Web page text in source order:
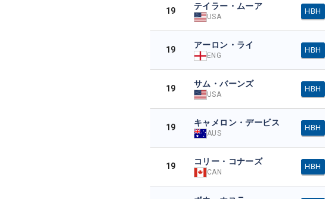
19 テイラー・ムーア
USA
HBH
19 アーロン・ライ
ENG
HBH
19 サム・バーンズ
USA
HBH
19 キャメロン・デービス
AUS
HBH
19 コリー・コナーズ
CAN
HBH